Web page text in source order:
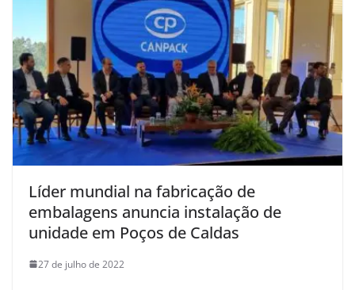
Líder mundial na fabricação de
embalagens anuncia instalação de
unidade em Poços de Caldas
27 de julho de 2022